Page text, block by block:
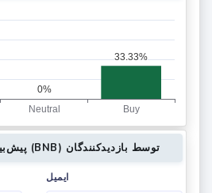
پیش‌بینی‌های سکه بایننس (BNB) توسط بازدیدکنندگان
ایمیل